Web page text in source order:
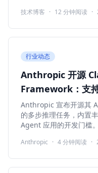
技术博客 · 12 分钟阅读 ·
行业动态
Anthropic 开源
Framework：支
Anthropic 宣布开源其
的多步推理任务，内置
Agent 应用的开发门槛
Anthropic · 4分钟阅读 ·